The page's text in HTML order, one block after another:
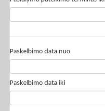
Paskelbimo data nuo
Paskelbimo data iki